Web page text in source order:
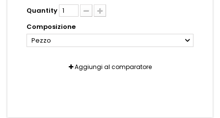
Quantity
Composizione
Pezzo
Aggiungi al comparatore